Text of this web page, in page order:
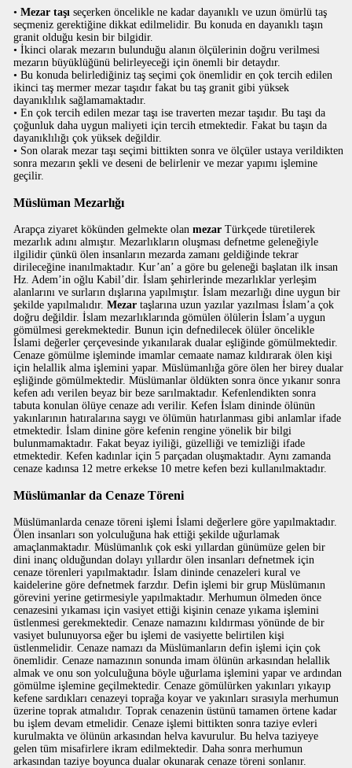
•Mezar taşı seçerken öncelikle ne kadar dayanıklı ve uzun ömürlü taş
seçmeniz gerektiğine dikkat edilmelidir. Bu konuda en dayanıklı taşın
granit olduğu kesin bir bilgidir.
• İkinci olarak mezarın bulunduğu alanın ölçülerinin doğru verilmesi
mezarın büyüklüğünü belirleyeceği için önemli bir detaydır.
• Bu konuda belirlediğiniz taş seçimi çok önemlidir en çok tercih edilen
ikinci taş mermer mezar taşıdır fakat bu taş granit gibi yüksek
dayanıklılık sağlamamaktadır.
• En çok tercih edilen mezar taşı ise traverten mezar taşıdır. Bu taşı da
çoğunluk daha uygun maliyeti için tercih etmektedir. Fakat bu taşın da
dayanıklılığı çok yüksek değildir.
• Son olarak mezar taşı seçimi bittikten sonra ve ölçüler ustaya verildikten
sonra mezarın şekli ve deseni de belirlenir ve mezar yapımı işlemine
geçilir.
Müslüman Mezarlığı
Arapça ziyaret kökünden gelmekte olanmezar Türkçede türetilerek
mezarlık adını almıştır. Mezarlıkların oluşması defnetme geleneğiyle
ilgilidir çünkü ölen insanların mezarda zamanı geldiğinde tekrar
dirileceğine inanılmaktadır. Kur’an’ a göre bu geleneği başlatan ilk insan
Hz. Adem’in oğlu Kabil’dir. İslam şehirlerinde mezarlıklar yerleşim
alanlarını ve surların dışlarına yapılmıştır. İslam mezarlığı dine uygun bir
şekilde yapılmalıdır.Mezar taşlarına uzun yazılar yazılması İslam’a çok
doğru değildir. İslam mezarlıklarında gömülen ölülerin İslam’a uygun
gömülmesi gerekmektedir. Bunun için defnedilecek ölüler öncelikle
İslami değerler çerçevesinde yıkanılarak dualar eşliğinde gömülmektedir.
Cenaze gömülme işleminde imamlar cemaate namaz kıldırarak ölen kişi
için helallik alma işlemini yapar. Müslümanlığa göre ölen her birey dualar
eşliğinde gömülmektedir. Müslümanlar öldükten sonra önce yıkanır sonra
kefen adı verilen beyaz bir beze sarılmaktadır. Kefenlendikten sonra
tabuta konulan ölüye cenaze adı verilir. Kefen İslam dininde ölünün
yakınlarının hatıralarına saygı ve ölümün hatırlanması gibi anlamlar ifade
etmektedir. İslam dinine göre kefenin rengine yönelik bir bilgi
bulunmamaktadır. Fakat beyaz iyiliği, güzelliği ve temizliği ifade
etmektedir. Kefen kadınlar için 5 parçadan oluşmaktadır. Aynı zamanda
cenaze kadınsa 12 metre erkekse 10 metre kefen bezi kullanılmaktadır.
Müslümanlar da Cenaze Töreni
Müslümanlarda cenaze töreni işlemi İslami değerlere göre yapılmaktadır.
Ölen insanları son yolculuğuna hak ettiği şekilde uğurlamak
amaçlanmaktadır. Müslümanlık çok eski yıllardan günümüze gelen bir
dini inanç olduğundan dolayı yıllardır ölen insanları defnetmek için
cenaze törenleri yapılmaktadır. İslam dininde cenazeleri kural ve
kaidelerine göre defnetmek farzdır. Defin işlemi bir grup Müslümanın
görevini yerine getirmesiyle yapılmaktadır. Merhumun ölmeden önce
cenazesini yıkaması için vasiyet ettiği kişinin cenaze yıkama işlemini
üstlenmesi gerekmektedir. Cenaze namazını kıldırması yönünde de bir
vasiyet bulunuyorsa eğer bu işlemi de vasiyette belirtilen kişi
üstlenmelidir. Cenaze namazı da Müslümanların defin işlemi için çok
önemlidir. Cenaze namazının sonunda imam ölünün arkasından helallik
almak ve onu son yolculuğuna böyle uğurlama işlemini yapar ve ardından
gömülme işlemine geçilmektedir. Cenaze gömülürken yakınları yıkayıp
kefene sardıkları cenazeyi toprağa koyar ve yakınları sırasıyla merhumun
üzerine toprak atmalıdır. Toprak cenazenin üstünü tamamen örtene kadar
bu işlem devam etmelidir. Cenaze işlemi bittikten sonra taziye evleri
kurulmakta ve ölünün arkasından helva kavurulur. Bu helva taziyeye
gelen tüm misafirlere ikram edilmektedir. Daha sonra merhumun
arkasından taziye boyunca dualar okunarak cenaze töreni sonlanır.